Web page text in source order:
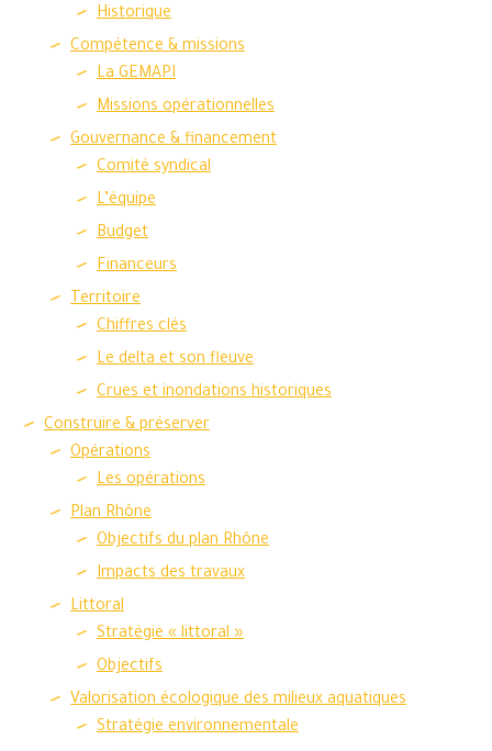
Historique
Compétence & missions
La GEMAPI
Missions opérationnelles
Gouvernance & financement
Comité syndical
L’équipe
Budget
Financeurs
Territoire
Chiffres clés
Le delta et son fleuve
Crues et inondations historiques
Construire & préserver
Opérations
Les opérations
Plan Rhône
Objectifs du plan Rhône
Impacts des travaux
Littoral
Stratégie « littoral »
Objectifs
Valorisation écologique des milieux aquatiques
Stratégie environnementale